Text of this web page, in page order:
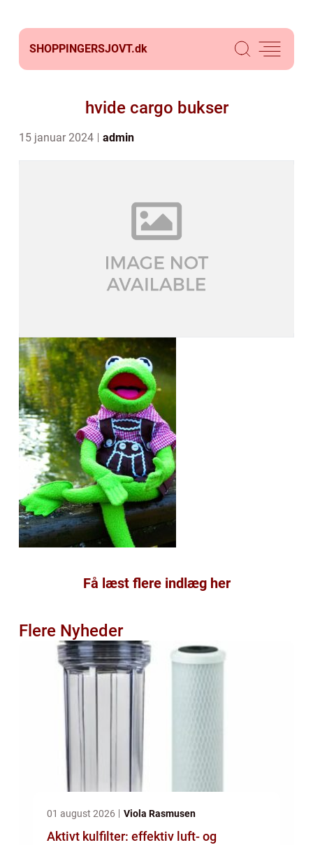
SHOPPINGERSJOVT.dk
hvide cargo bukser
15 januar 2024 admin
Få læst flere indlæg her
Flere Nyheder
01 august 2026 Viola Rasmusen
Aktivt kulfilter: effektiv luft- og